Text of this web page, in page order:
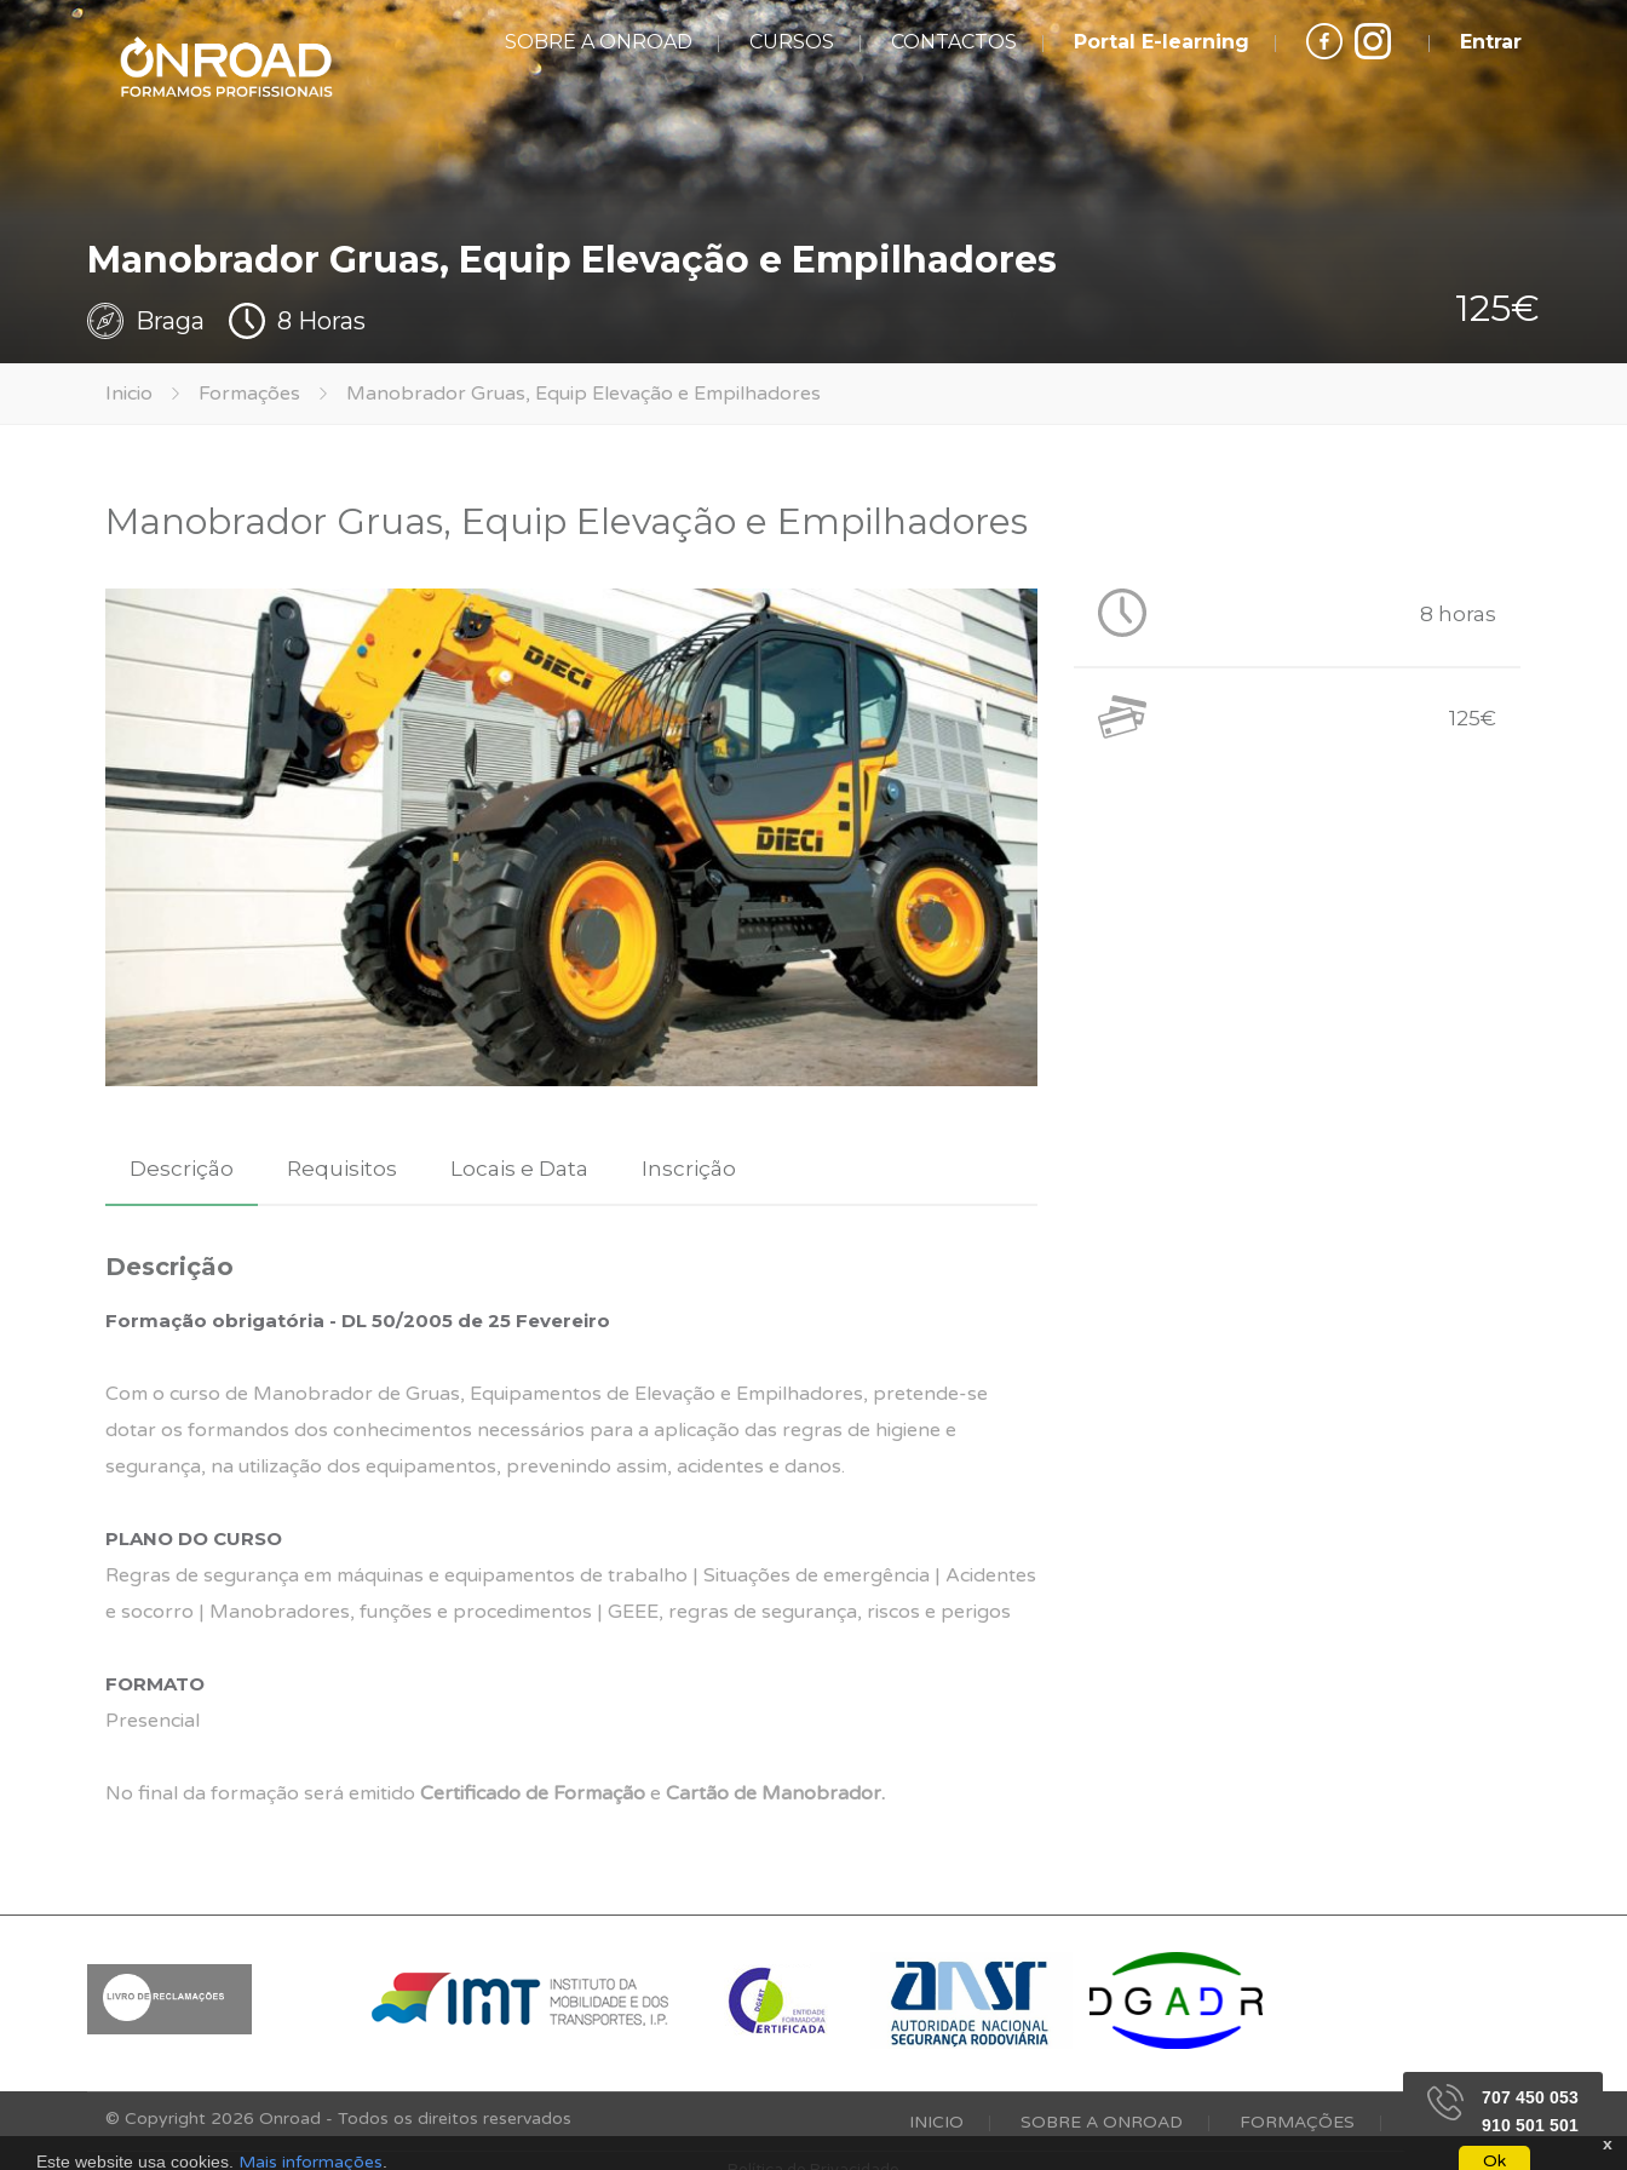
707 450 053
910 501 501
SOBRE A ONROAD CURSOS CONTACTOS Portal E-learning Entrar
Manobrador Gruas, Equip Elevação e Empilhadores
Braga 8 Horas 125€
Inicio Formações Manobrador Gruas, Equip Elevação e Empilhadores
Manobrador Gruas, Equip Elevação e Empilhadores
Descrição Requisitos Locais e Data Inscrição
Descrição
Formação obrigatória - DL 50/2005 de 25 Fevereiro
Com o curso de Manobrador de Gruas, Equipamentos de Elevação e Empilhadores, pretende-se
dotar os formandos dos conhecimentos necessários para a aplicação das regras de higiene e
segurança, na utilização dos equipamentos, prevenindo assim, acidentes e danos.
PLANO DO CURSO
Regras de segurança em máquinas e equipamentos de trabalho | Situações de emergência | Acidentes
e socorro | Manobradores, funções e procedimentos | GEEE, regras de segurança, riscos e perigos
FORMATO
Presencial
No final da formação será emitido Certificado de Formação e Cartão de Manobrador.
8 horas
125€
© Copyright 2026 Onroad - Todos os direitos reservados INICIO SOBRE A ONROAD FORMAÇÕES CONTACTOS
x
Este website usa cookies. Mais informações Ok